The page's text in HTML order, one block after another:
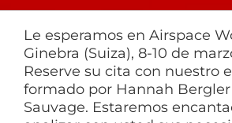
Le esperamos en Airspace
Ginebra (Suiza), 8-10 de
Reserve su cita con nuestro
formado por Hannah
Sauvage. Estaremos